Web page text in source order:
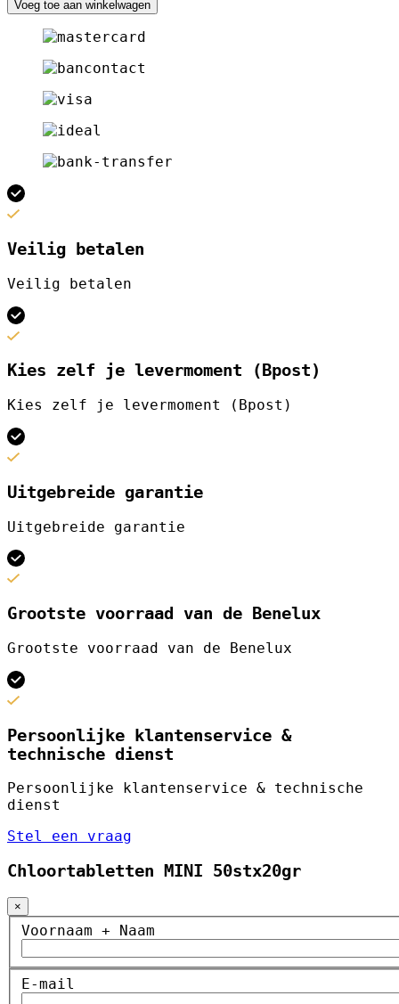
Voeg toe aan winkelwagen
Veilig betalen
Veilig betalen
Kies zelf je levermoment (Bpost)
Kies zelf je levermoment (Bpost)
Uitgebreide garantie
Uitgebreide garantie
Grootste voorraad van de Benelux
Grootste voorraad van de Benelux
Persoonlijke klantenservice &
technische dienst
Persoonlijke klantenservice & technische
dienst
Stel een vraag
Chloortabletten MINI 50stx20gr
×
Voornaam + Naam
E-mail